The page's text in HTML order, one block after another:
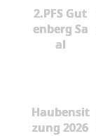
2.PFS Gut
enberg Sa
al
Haubensit
zung 2026